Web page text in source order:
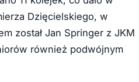
Dzięcielskiego, w
został Jan Springer z JKM
również podwójnym